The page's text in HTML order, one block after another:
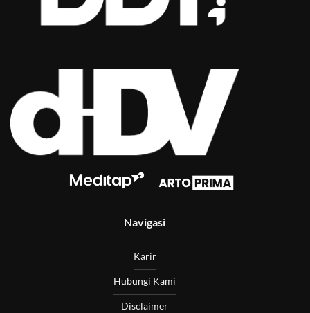
Navigasi
Karir
Hubungi Kami
Disclaimer